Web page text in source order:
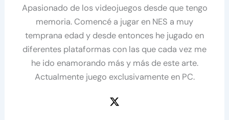
Apasionado de los videojuegos desde que tengo
memoria. Comencé a jugar en NES a muy
temprana edad y desde entonces he jugado en
diferentes plataformas con las que cada vez me
he ido enamorando más y más de este arte.
Actualmente juego exclusivamente en PC.